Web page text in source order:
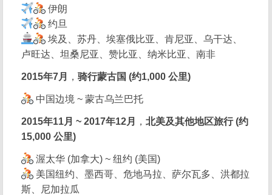
伊朗
约旦
埃及、苏丹、埃塞俄比亚、肯尼亚、乌干达、
卢旺达、坦桑尼亚、赞比亚、纳米比亚、南非
2015年7月 ，骑行蒙古国 (约1,000 公里)
中国边境 ~ 蒙古乌兰巴托
2015年11月 ~ 2017年12月 ，北美及其他地区旅行 (约
15,000 公里)
渥太华 (加拿大) ~ 纽约 (美国)
美国纽约、墨西哥、危地马拉、萨尔瓦多、洪都拉
斯、尼加拉瓜